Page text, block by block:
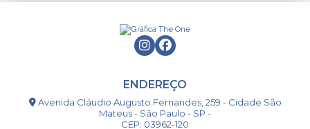
ENDEREÇO
Avenida Cláudio Augusto Fernandes, 259 - Cidade São
Mateus - São Paulo - SP -
CEP: 03962-120